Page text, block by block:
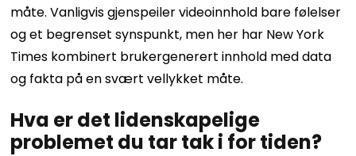
måte. Vanligvis gjenspeiler videoinnhold bare følelser
og et begrenset synspunkt, men her har New York
Times kombinert brukergenerert innhold med data
og fakta på en svært vellykket måte.
Hva er det lidenskapelige
problemet du tar tak i for tiden?